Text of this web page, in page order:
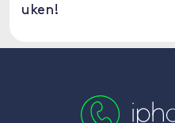
uken!